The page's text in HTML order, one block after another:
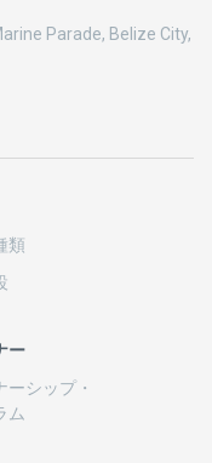
Parade, Belize City,
類
ー
ーシップ・
ム